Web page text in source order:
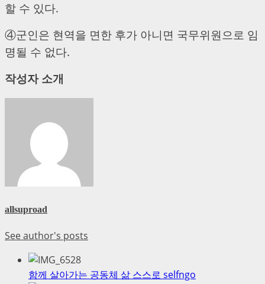
할 수 있다.
④군인은 현역을 면한 후가 아니면 국무위원으로 임
명될 수 없다.
작성자 소개
allsuproad
See author's posts
함께 살아가는 공동체 삶 스스로 selfngo